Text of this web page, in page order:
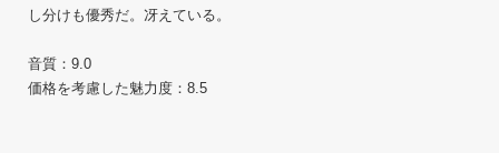
し分けも優秀だ。冴えている。
音質：9.0
価格を考慮した魅力度：8.5